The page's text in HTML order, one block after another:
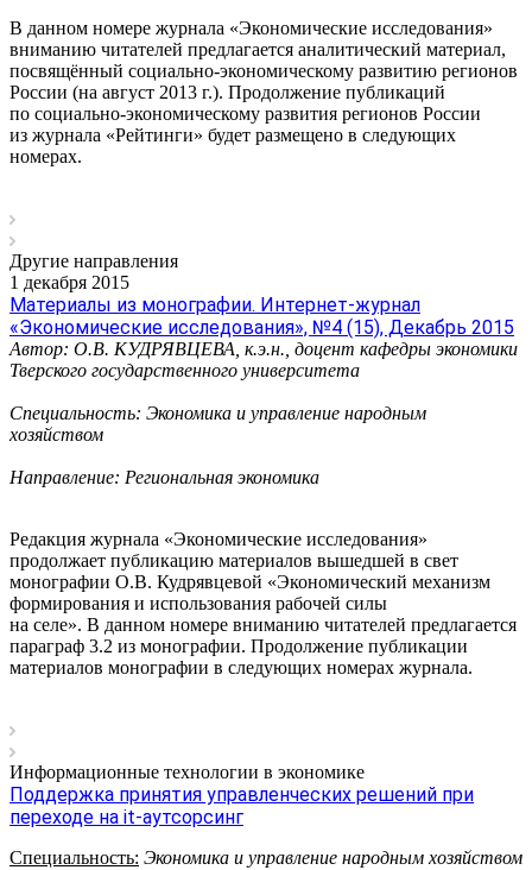
В данном номере журнала «Экономические исследования»
вниманию читателей предлагается аналитический материал,
посвящённый социально-экономическому развитию регионов
России (на август 2013 г.). Продолжение публикаций
по социально-экономическому развития регионов России
из журнала «Рейтинги» будет размещено в следующих
номерах.
Другие направления
1 декабря 2015
Материалы из монографии. Интернет-журнал
«Экономические исследования», №4 (15), Декабрь 2015
Автор: О.В. КУДРЯВЦЕВА, к.э.н., доцент кафедры экономики
Тверского государственного университета
Специальность: Экономика и управление народным
хозяйством
Направление: Региональная экономика
Редакция журнала «Экономические исследования»
продолжает публикацию материалов вышедшей в свет
монографии О.В. Кудрявцевой «Экономический механизм
формирования и использования рабочей силы
на селе». В данном номере вниманию читателей предлагается
параграф 3.2 из монографии. Продолжение публикации
материалов монографии в следующих номерах журнала.
Информационные технологии в экономике
Поддержка принятия управленческих решений при
переходе на it-аутсорсинг
Специальность: Экономика и управление народным хозяйством